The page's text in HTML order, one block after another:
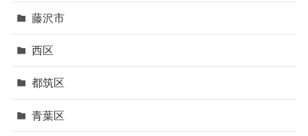
藤沢市
西区
都筑区
青葉区